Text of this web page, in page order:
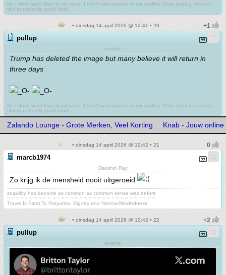
No I don't want fiber in my soda. I don't want protein in my waffles. Stop adding random
shit to perfectly good food.
• dinsdag 14 april 2026 @ 12:41 • 20
pullup
smartie
Trump has deleted the image but many believe it will return in
three days
No I don't want fiber in my soda. I don't want protein in my waffles. Stop adding random
shit to perfectly good food.
Zalando Lounge - Grote Merken, Veel Korting Knab - Jouw online
• dinsdag 14 april 2026 @ 12:42 • 21
marcb1974
Dakshin Ray
Zo krijg ik de mensheid nooit uitgeroeid
stupidity has become as common as common sense was before
~ ~ ~ ~ ~ ~ ~ ~ ~ ~ ~ ~ ~ ~ ~ ~ ~ ~ ~ ~ ~ ~ ~ ~ ~ ~ ~ ~ ~ ~ ~ ~ ~
Travel Is Fatal To Prejudice, Bigotry and Narrow-Mindedness
• dinsdag 14 april 2026 @ 12:42 • 22
pullup
smartie